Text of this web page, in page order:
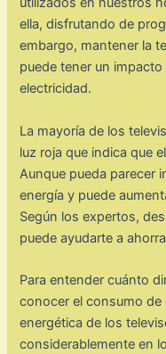
ella, disfrutando de
embargo, mantener la
puede tener un
electricidad.
La mayoría de los
luz roja que indica que
Aunque pueda parecer
energía y puede
Según los expertos,
puede ayudarte a
Para entender cuánto
conocer el consumo de
energética de los
considerablemente en